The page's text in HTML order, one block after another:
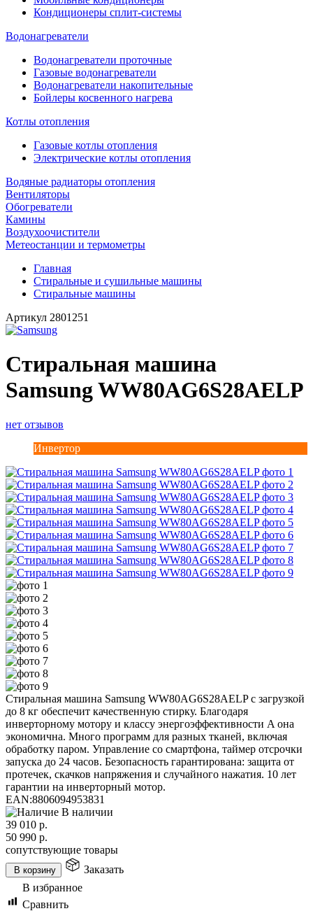
Кондиционеры сплит-системы
Водонагреватели
Водонагреватели проточные
Газовые водонагреватели
Водонагреватели накопительные
Бойлеры косвенного нагрева
Котлы отопления
Газовые котлы отопления
Электрические котлы отопления
Водяные радиаторы отопления
Вентиляторы
Обогреватели
Камины
Воздухоочистители
Метеостанции и термометры
Главная
Стиральные и сушильные машины
Стиральные машины
Артикул 2801251
Стиральная машина
Samsung WW80AG6S28AELP
нет отзывов
Инвертор
Стиральная машина Samsung WW80AG6S28AELP с загрузкой
до 8 кг обеспечит качественную стирку. Благодаря
инверторному мотору и классу энергоэффективности A она
экономична. Много программ для разных тканей, включая
обработку паром. Управление со смартфона, таймер отсрочки
запуска до 24 часов. Безопасность гарантирована: защита от
протечек, скачков напряжения и случайного нажатия. 10 лет
гарантии на инверторный мотор.
EAN:8806094953831
В наличии
39 010 р.
50 990 р.
сопутствующие товары
В корзину
Заказать
В избранное
Сравнить